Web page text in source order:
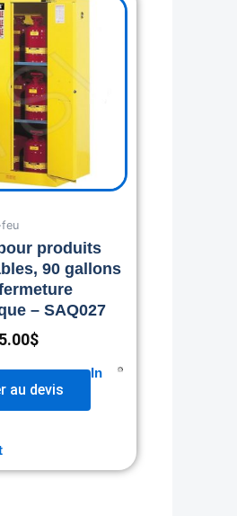
produits
90 gallons
– SAQ027
$
au devis
In